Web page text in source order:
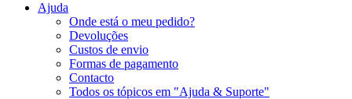
Ajuda
Onde está o meu pedido?
Devoluções
Custos de envio
Formas de pagamento
Contacto
Todos os tópicos em "Ajuda & Suporte"